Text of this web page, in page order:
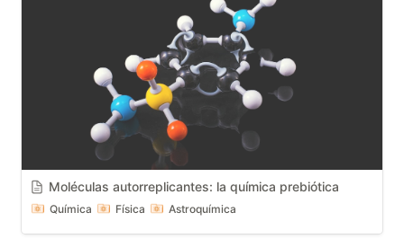
Moléculas autorreplicantes: la química prebiótica
Química Física Astroquímica